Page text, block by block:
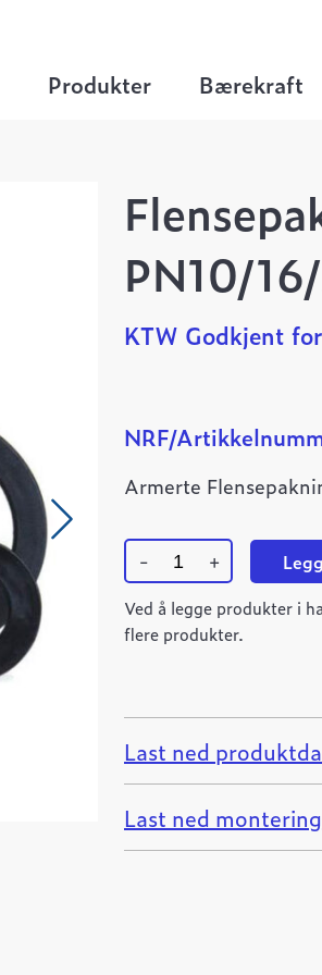
Produkter Bærekraft
PN10/
KTW Godkjent
NRF/
Armerte
-
Flensepakning
DN065
EPDM
PN10/16/25/40
+
Ved å legge produkter i
flere produkter.
Last ned
Last ned